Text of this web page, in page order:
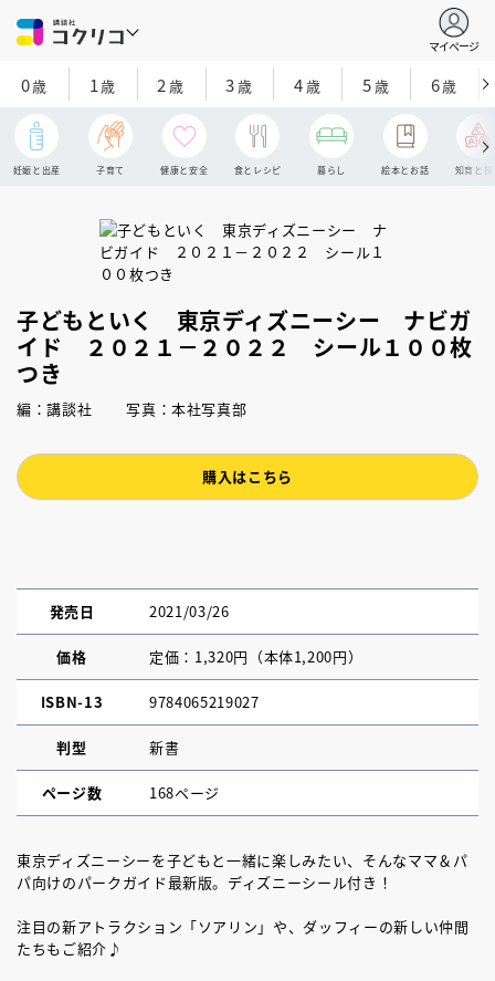
マイページ
0歳 1歳 2 歳 3歳 4歳 5歳 6歳
妊娠と出産 子育て 健康と安全 食とレシピ 暮らし 絵本とお話 知育と探
子どもといく 東京ディズニーシー ナビガ
イド ２０２１－２０２２ シール１００枚
つき
編：講談社 写真：本社写真部
購入はこちら
発売日 2021/03/26
価格 定価：1,320円（本体1,200円）
ISBN-13 9784065219027
判型 新書
ページ数 168ページ
東京ディズニーシーを子どもと一緒に楽しみたい、そんなママ＆パ
パ向けのパークガイド最新版。ディズニーシール付き！
注目の新アトラクション「ソアリン」や、ダッフィーの新しい仲間
たちもご紹介♪